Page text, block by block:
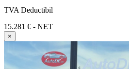
TVA Deductibil
15.281 € - NET
×